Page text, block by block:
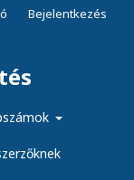
Bejelentkezés